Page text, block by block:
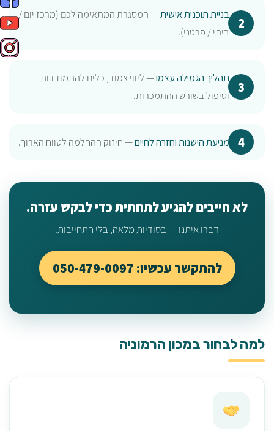
בניית תוכנית אישית— המסגרת המתאימה לכם (מרכז יום /
ביתי / פרטני).
תהליך הגמילה עצמו— ליווי צמוד, כלים להתמודדות
וטיפול בשורש ההתמכרות.
מניעת הישנות וחזרה לחיים— חיזוק ההחלמה לטווח הארוך.
לא חייבים להגיע לתחתית כדי לבקש עזרה.
דברו איתנו — בסודיות מלאה, בלי התחייבות.
להתקשר עכשיו: 050-479-0097
למה לבחור במכון הרמוניה